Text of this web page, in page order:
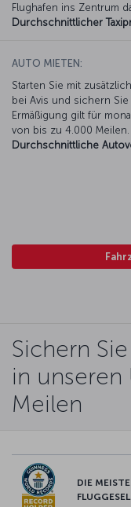
Flughafen ins Zentrum
Durchschnittlicher
AUTO MIETEN:
Starten Sie mit
bei Avis und sichern
Ermäßigung gilt für
von bis zu 4.000 Meilen.
Durchschnittliche
Sichern
in unseren
Meilen
DIE